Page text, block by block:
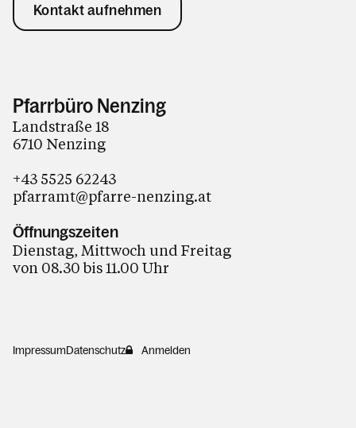
Kontakt aufnehmen
Pfarrbüro Nenzing
Landstraße 18
6710 Nenzing
+43 5525 62243
pfarramt@pfarre-nenzing.at
Öffnungszeiten
Dienstag, Mittwoch und Freitag
von 08.30 bis 11.00 Uhr
ImpressumDatenschutz Anmelden